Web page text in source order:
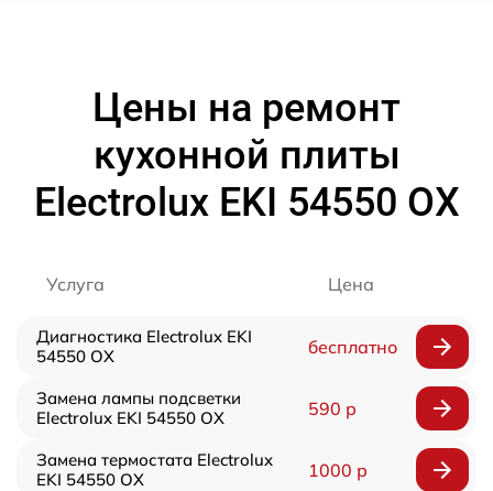
Цены на ремонт
кухонной плиты
Electrolux EKI 54550 OX
Услуга Цена
Диагностика Electrolux EKI
54550 OX
бесплатно
Замена лампы подсветки
Electrolux EKI 54550 OX
590 р
Замена термостата Electrolux
EKI 54550 OX
1000 р